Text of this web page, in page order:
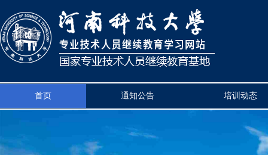
首页 通知公告 培训动态